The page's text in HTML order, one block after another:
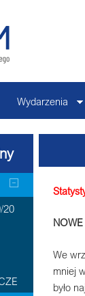
Wydarzenia
20
We
mniej
było